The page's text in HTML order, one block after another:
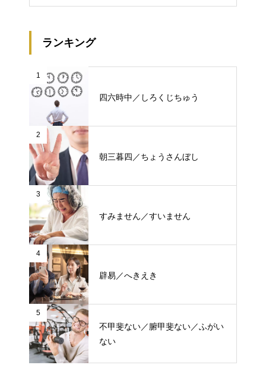
ランキング
1
四六時中／しろくじちゅう
2
朝三暮四／ちょうさんぼし
3
すみません／すいません
4
辟易／へきえき
5
不甲斐ない／腑甲斐ない／ふがい
ない